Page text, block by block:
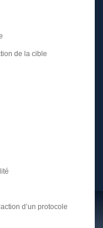
de la cible
d’un protocole